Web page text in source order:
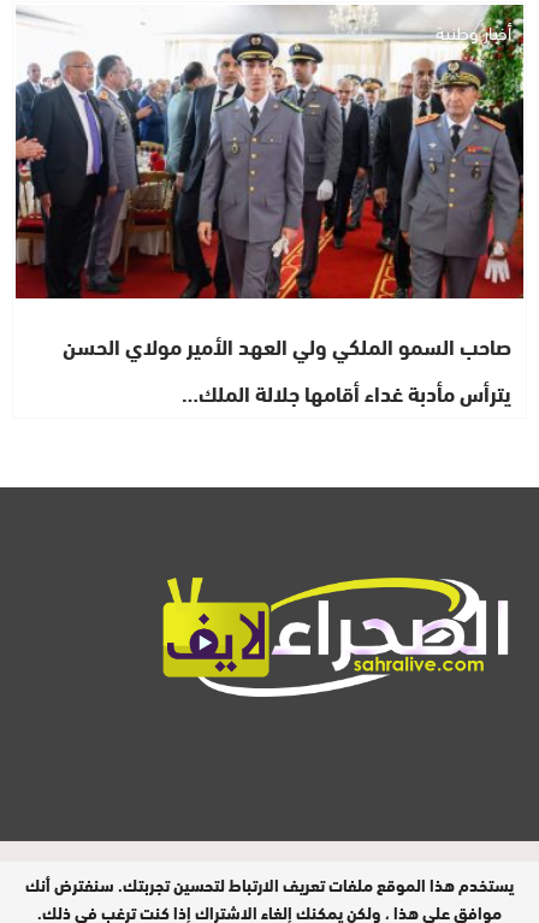
أخبار وطنية
صاحب السمو الملكي ولي العهد الأمير مولاي الحسن
يترأس مأدبة غداء أقامها جلالة الملك…
المدير المسؤول : ابيبك المحفوظ / جميع
الحقوق محفوظة © 2026
يستخدم هذا الموقع ملفات تعريف الارتباط لتحسين تجربتك. سنفترض أنك
موافق على هذا ، ولكن يمكنك إلغاء الاشتراك إذا كنت ترغب في ذلك.